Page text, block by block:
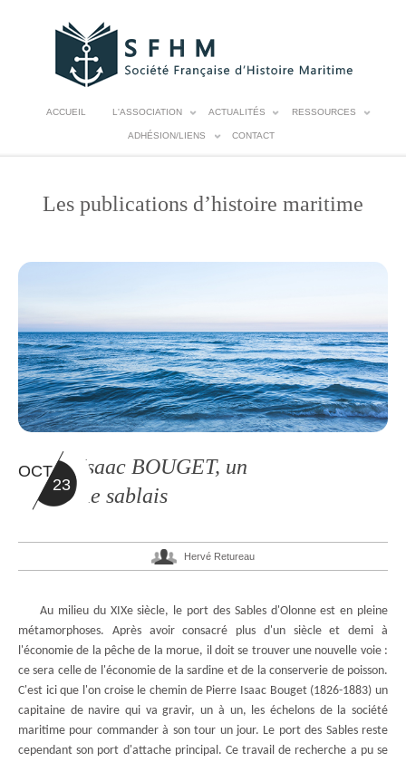
ACCUEIL L'ASSOCIATION ACTUALITÉS RESSOURCES
ADHÉSION/LIENS CONTACT
Les publications d’histoire maritime
Pierre Isaac BOUGET, un
capitaine sablais
OCT
23
Hervé Retureau
Au milieu du XIXe siècle, le port des Sables d'Olonne est en pleine
métamorphoses. Après avoir consacré plus d'un siècle et demi à
l'économie de la pêche de la morue, il doit se trouver une nouvelle voie :
ce sera celle de l'économie de la sardine et de la conserverie de poisson.
C'est ici que l'on croise le chemin de Pierre Isaac Bouget (1826-1883) un
capitaine de navire qui va gravir, un à un, les échelons de la société
maritime pour commander à son tour un jour. Le port des Sables reste
cependant son port d'attache principal. Ce travail de recherche a pu se